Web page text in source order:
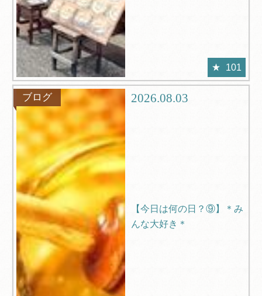
101
ブログ 2026.08.03
【今日は何の日？⑨】＊み
んな大好き＊